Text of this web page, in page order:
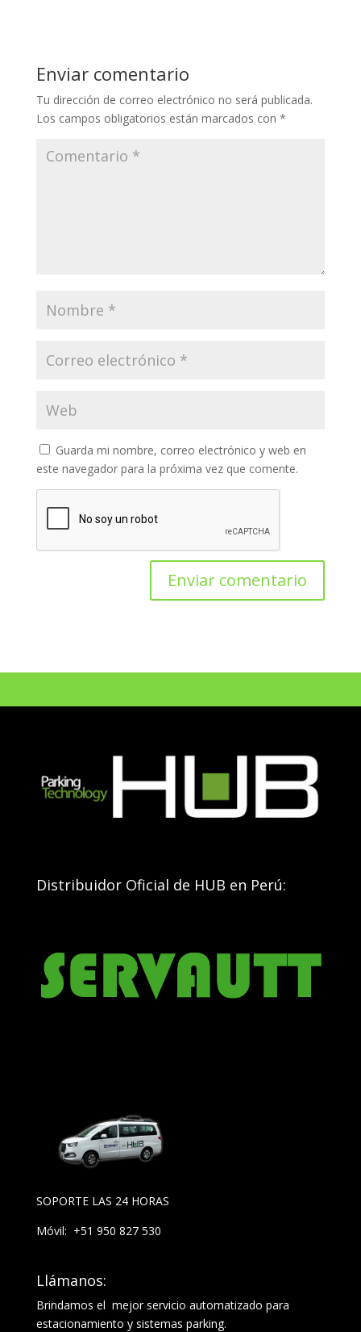
Enviar comentario
Tu dirección de correo electrónico no será publicada.
Los campos obligatorios están marcados con *
Guarda mi nombre, correo electrónico y web en
este navegador para la próxima vez que comente.
Distribuidor Oficial de HUB en Perú:
SOPORTE LAS 24 HORAS
Móvil: +51 950 827 530
Llámanos:
Brindamos el mejor servicio automatizado para
estacionamiento y sistemas parking.